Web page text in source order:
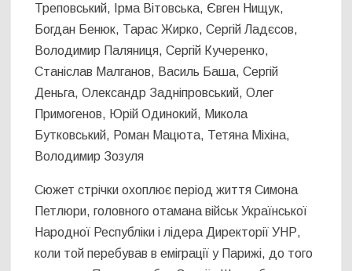
Треповський, Ірма Вітовська, Євген Нищук,
Богдан Бенюк, Тарас Жирко, Сергій Ладєсов,
Володимир Паляниця, Сергій Кучеренко,
Станіслав Малганов, Василь Баша, Сергій
Деньга, Олександр Задніпровський, Олег
Примогенов, Юрій Одинокий, Микола
Бутковський, Роман Мацюта, Тетяна Міхіна,
Володимир Зозуля
Сюжет стрічки охоплює період життя Симона
Петлюри, головного отамана військ Української
Народної Республіки і лідера Директорії УНР,
коли той перебував в еміграції у Парижі, до того